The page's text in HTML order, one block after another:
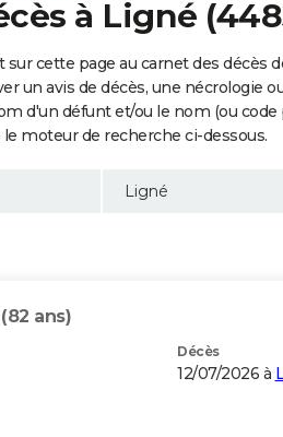
à Ligné
cette page au carnet des décès
un avis de décès, une nécrologie
d'un défunt et/ou le nom (ou
moteur de recherche ci-dessous.
(82 ans)
Décès
12/07/2026 à